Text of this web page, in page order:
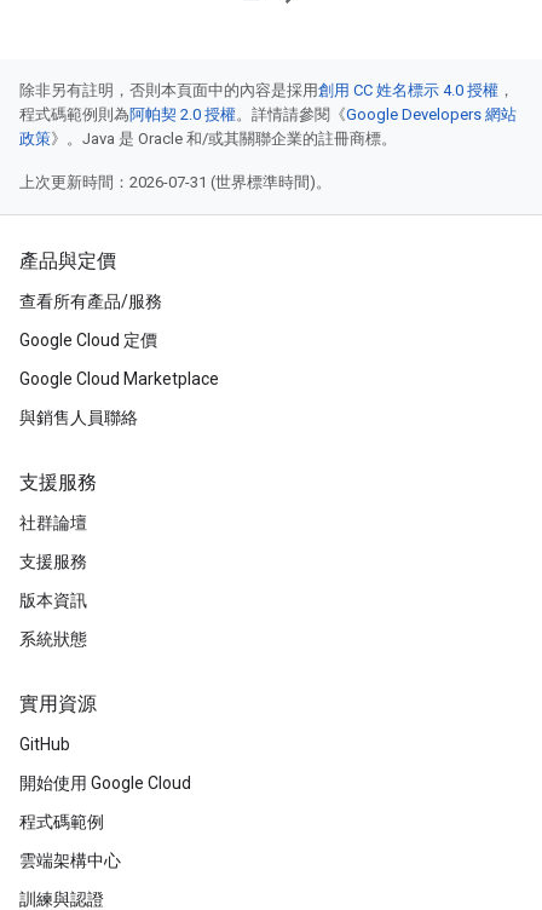
除非另有註明，否則本頁面中的內容是採用創用 CC 姓名標示 4.0 授權 ，
程式碼範例則為阿帕契 2.0 授權。詳情請參閱《Google Developers 網站
政策》。Java 是 Oracle 和/或其關聯企業的註冊商標。
上次更新時間：2026-07-31 (世界標準時間)。
產品與定價
查看所有產品/服務
Google Cloud 定價
Google Cloud Marketplace
與銷售人員聯絡
支援服務
社群論壇
支援服務
版本資訊
系統狀態
實用資源
GitHub
開始使用 Google Cloud
程式碼範例
雲端架構中心
訓練與認證